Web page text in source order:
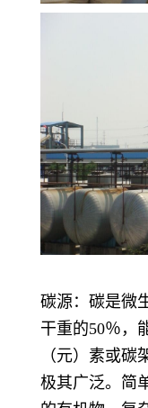
碳源：碳是微
干重的50％，
（元）素或
极其广泛。简